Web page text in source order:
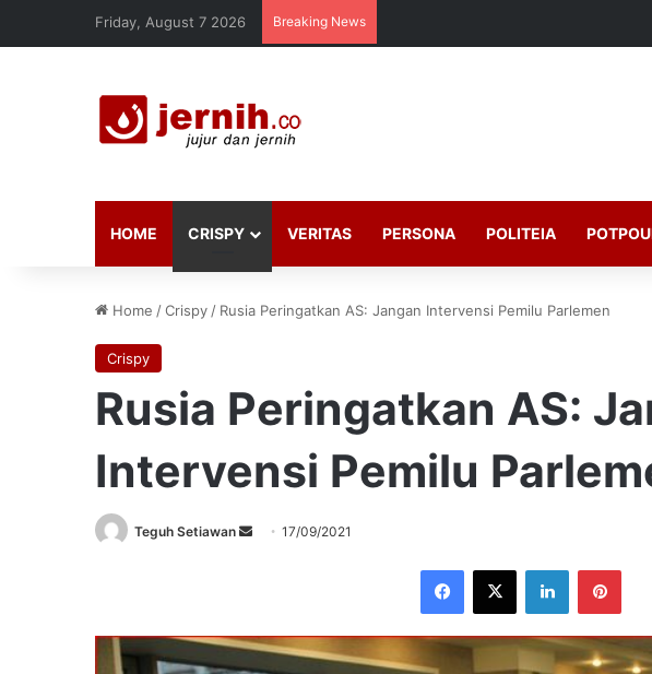
Friday, August 7 2026 Breaking News
HOME CRISPY VERITAS PERSONA POLITEIA
Home /Crispy / Rusia Peringatkan AS: Jangan Intervensi Pemilu Parlemen
Crispy
Rusia Peringatkan AS:
Intervensi Pemilu
Teguh Setiawan
Send17/09/2021
Facebook
X LinkedIn